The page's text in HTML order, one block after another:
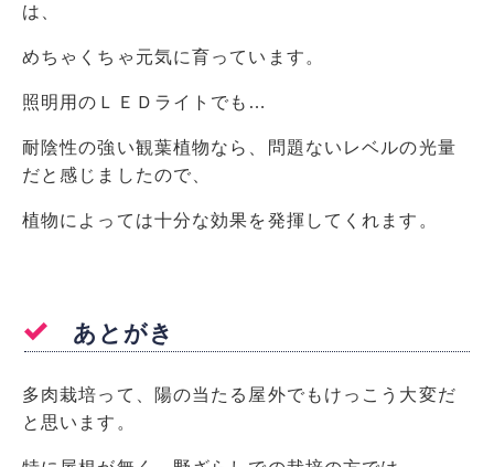
は、
めちゃくちゃ元気に育っています。
照明用のＬＥＤライトでも…
耐陰性の強い観葉植物なら、問題ないレベルの光量
だと感じましたので、
植物によっては十分な効果を発揮してくれます。
あとがき
多肉栽培って、陽の当たる屋外でもけっこう大変だ
と思います。